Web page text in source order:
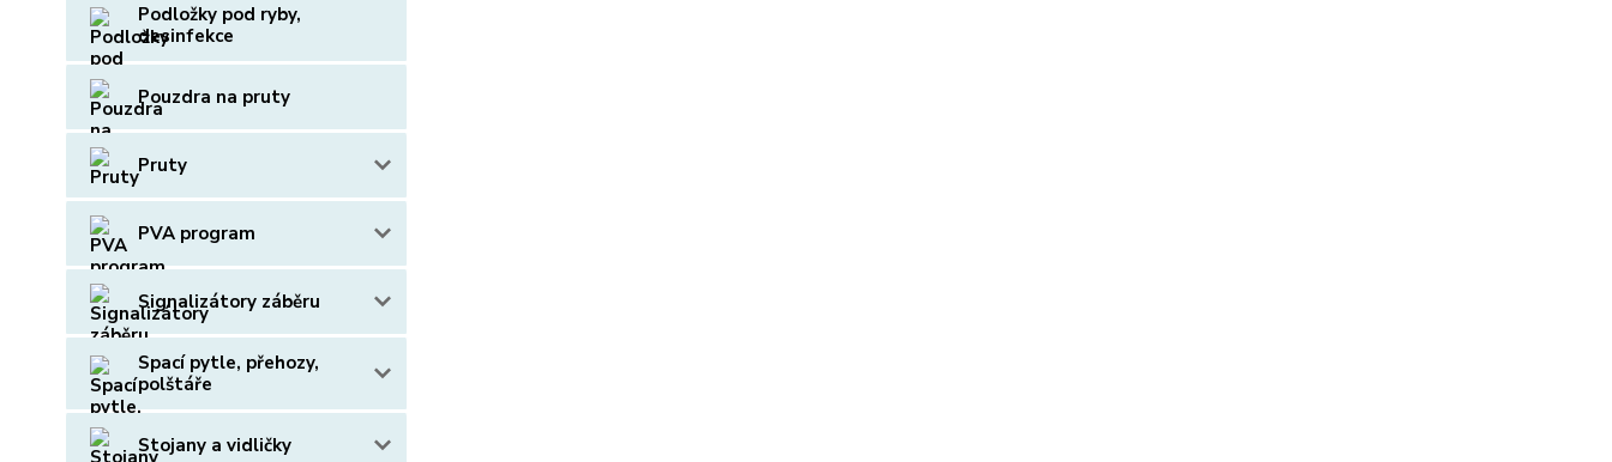
Podložky pod ryby,
desinfekce
Pouzdra na pruty
Pruty
PVA program
Signalizátory záběru
Spací pytle, přehozy,
polštáře
Stojany a vidličky